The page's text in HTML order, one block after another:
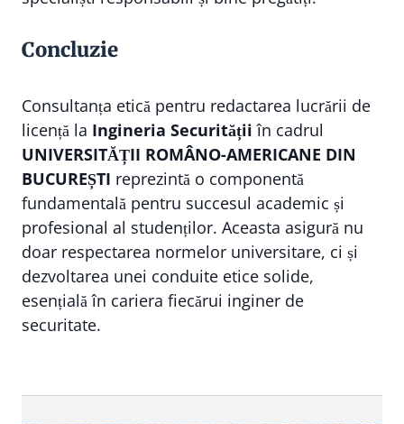
Concluzie
Consultanța etică pentru redactarea lucrării de
licență la Ingineria Securității în cadrul
UNIVERSITĂȚII ROMÂNO-AMERICANE DIN
BUCUREȘTI reprezintă o componentă
fundamentală pentru succesul academic și
profesional al studenților. Aceasta asigură nu
doar respectarea normelor universitare, ci și
dezvoltarea unei conduite etice solide,
esențială în cariera fiecărui inginer de
securitate.